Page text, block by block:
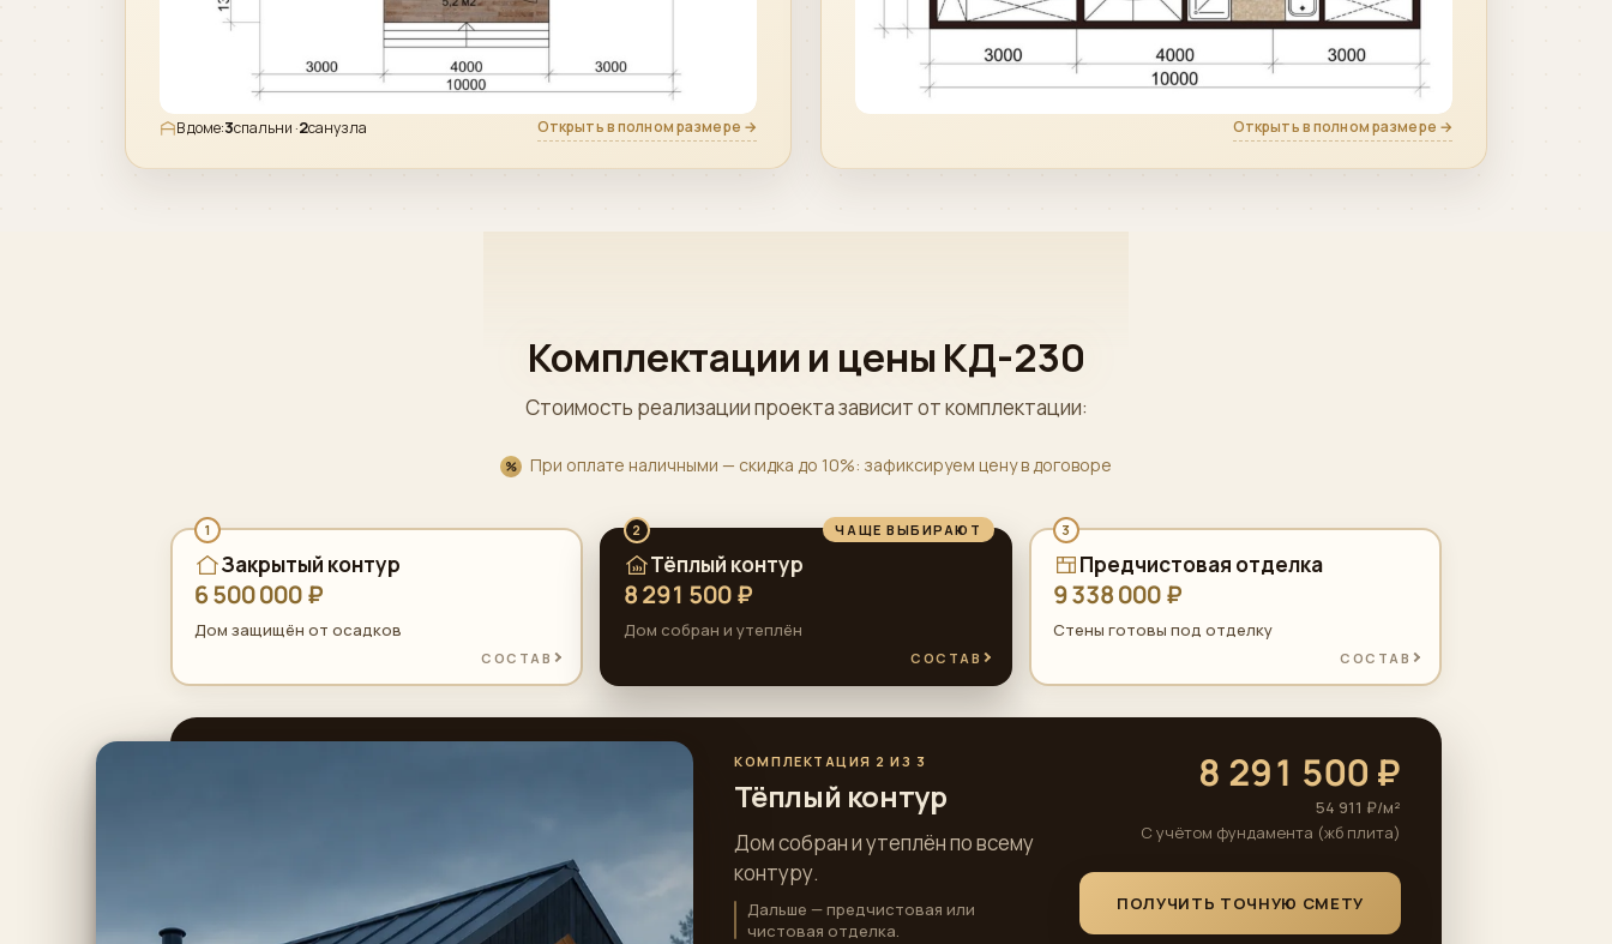
В доме:3спальни ·2санузла Открыть в полном размере → Открыть в полном размере →
Комплектации и цены КД-230
Стоимость реализации проекта зависит от комплектации:
При оплате наличными — скидка до 10%: зафиксируем цену в договоре
1
Закрытый контур
6 500 000 ₽
Дом защищён от осадков
СОСТАВ
2 ЧАЩЕ ВЫБИРАЮТ
Тёплый контур
8 291 500 ₽
Дом собран и утеплён
СОСТАВ
3
Предчистовая отделка
9 338 000 ₽
Стены готовы под отделку
СОСТАВ
КОМПЛЕКТАЦИЯ 2 ИЗ 3
Тёплый контур
Дом собран и утеплён по всему
контуру.
Дальше — предчистовая или
чистовая отделка.
8 291 500 ₽
54 911 ₽/м²
С учётом фундамента (жб плита)
ПОЛУЧИТЬ ТОЧНУЮ СМЕТУ